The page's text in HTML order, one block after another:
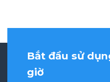
Bắt đầu sử
giờ